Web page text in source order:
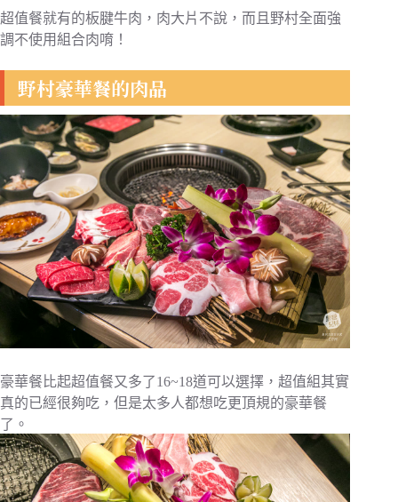
超值餐就有的板腱牛肉，肉大片不說，而且野村全面強
調不使用組合肉唷！
野村豪華餐的肉品
豪華餐比起超值餐又多了16~18道可以選擇，超值組其實
真的已經很夠吃，但是太多人都想吃更頂規的豪華餐
了。